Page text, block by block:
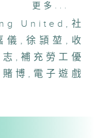
不少市民可能
。今晚請來警
更多...
United , 社
儀 , 徐頴堃 , 收
, 補充勞工優
賭博 , 電子遊戲